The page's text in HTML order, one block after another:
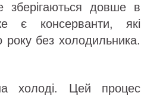
зберігаються довше в
є консерванти, які
року без холодильника.
холоді. Цей процес